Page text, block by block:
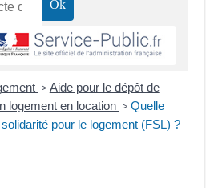
> Aide pour le dépôt de
logement en location > Quelle
pour le logement (FSL) ?